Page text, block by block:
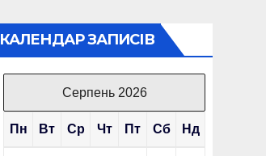
КАЛЕНДАР ЗАПИСІВ
Серпень 2026
Пн Вт Ср Чт Пт Сб Нд